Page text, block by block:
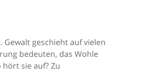
Gewalt geschieht auf vielen
bedeuten, das Wohle
sie auf? Zu